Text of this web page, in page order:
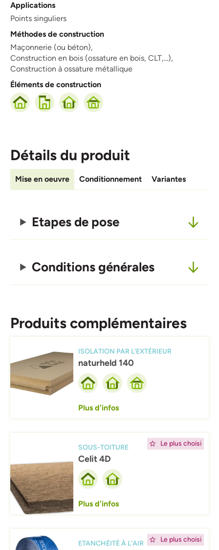
Applications
Points singuliers
Méthodes de construction
Maçonnerie (ou béton),
Construction en bois (ossature en bois, CLT,...),
Construction à ossature métallique
Éléments de construction
Détails du produit
Mise en oeuvre Conditionnement Variantes
Etapes de pose
Conditions générales
Produits complémentaires
ISOLATION PAR L'EXTÉRIEUR
naturheld 140
Plus d'infos
Le plus choisi
SOUS-TOITURE
Celit 4D
Plus d'infos
Le plus choisi
Afbeelding
ETANCHÉITÉ À L'AIR